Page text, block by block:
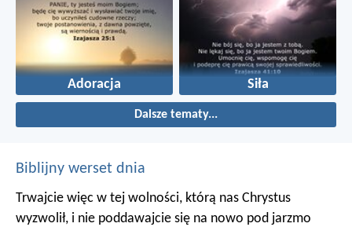
Adoracja Siła
Dalsze tematy...
Biblijny werset dnia
Trwajcie więc w tej wolności, którą nas Chrystus
wyzwolił, i nie poddawajcie się na nowo pod jarzmo